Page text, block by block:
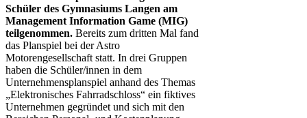
Schüler des Gymnasiums Langen am
Management Information Game (MIG)
teilgenommen. Bereits zum dritten Mal fand
das Planspiel bei der Astro
Motorengesellschaft statt. In drei Gruppen
haben die Schüler/innen in dem
Unternehmensplanspiel anhand des Themas
„Elektronisches Fahrradschloss“ ein fiktives
Unternehmen gegründet und sich mit den